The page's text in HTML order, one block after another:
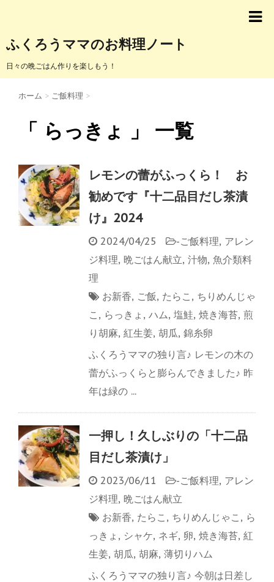
ふくろうママのお料理ノート
日々の晩ごはん作りを楽しもう！
ホーム > ご飯料理 >
「 らっきょ 」 一覧
レモンの蕾がふっくら！ お
勧めです『十二品目だし茶漬
け』2024
2024/04/25 -ご飯料理, アレン
ジ料理, 晩ごはん献立, 汁物, 魚介類料
理
お新香, ご飯, たらこ , ちりめんじゃ
こ , らっきょ , ハム, 塩鮭, 焼き海苔, 煎
り胡麻, 紅生姜, 胡瓜, 錦糸卵
ふくろうママの独り言♪ レモンの木の
蕾がふっくらと膨らんできました♪ 昨
年は緑の ...
一押し！久しぶりの「十二品
目だし茶漬け」
2023/06/11 -ご飯料理, アレン
ジ料理, 晩ごはん献立
お新香, たらこ , ちりめんじゃこ , ら
っきょ , シャケ, ネギ, 卵, 焼き海苔, 紅
生姜, 胡瓜, 胡麻, 薄切りハム
ふくろうママの独り言♪ 今朝は日差し